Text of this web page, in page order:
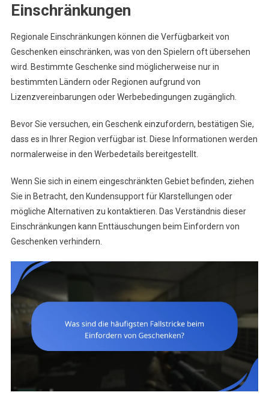
Einschränkungen
Regionale Einschränkungen können die Verfügbarkeit von
Geschenken einschränken, was von den Spielern oft übersehen
wird. Bestimmte Geschenke sind möglicherweise nur in
bestimmten Ländern oder Regionen aufgrund von
Lizenzvereinbarungen oder Werbebedingungen zugänglich.
Bevor Sie versuchen, ein Geschenk einzufordern, bestätigen Sie,
dass es in Ihrer Region verfügbar ist. Diese Informationen werden
normalerweise in den Werbedetails bereitgestellt.
Wenn Sie sich in einem eingeschränkten Gebiet befinden, ziehen
Sie in Betracht, den Kundensupport für Klarstellungen oder
mögliche Alternativen zu kontaktieren. Das Verständnis dieser
Einschränkungen kann Enttäuschungen beim Einfordern von
Geschenken verhindern.